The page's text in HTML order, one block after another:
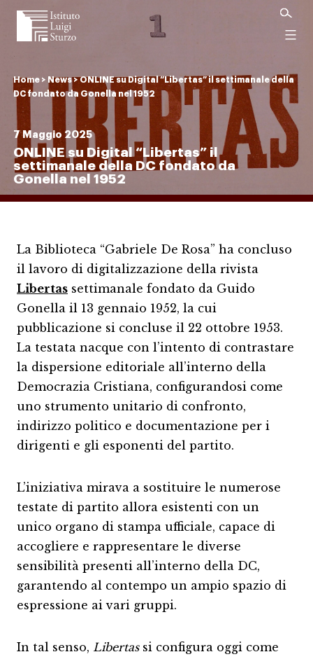
Istituto
Luigi
Home > News>ONLINE su Digital “Libertas” il settimanale della
DC fondato da Gonella nel 1952
7 Maggio 2025
ONLINE su Digital “Libertas” il
settimanale della DC fondato da
Gonella nel 1952
La Biblioteca “Gabriele De Rosa” ha concluso
il lavoro di digitalizzazione della rivista
Libertas settimanale fondato da Guido
Gonella il 13 gennaio 1952, la cui
pubblicazione si concluse il 22 ottobre 1953.
La testata nacque con l’intento di contrastare
la dispersione editoriale all’interno della
Democrazia Cristiana, configurandosi come
uno strumento unitario di confronto,
indirizzo politico e documentazione per i
dirigenti e gli esponenti del partito.
L’iniziativa mirava a sostituire le numerose
testate di partito allora esistenti con un
unico organo di stampa ufficiale, capace di
accogliere e rappresentare le diverse
sensibilità presenti all’interno della DC,
garantendo al contempo un ampio spazio di
espressione ai vari gruppi.
In tal senso, Libertassi configura oggi come